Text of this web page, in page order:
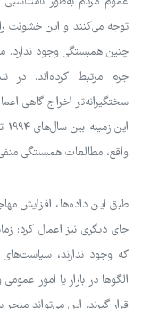
توجه می‌کنند و این خشونت را
چنین همبستگی وجود ندارد.
جرم مرتبط کرده‌اند. در
سختگیرانه‌تر اخراج گاهی
واقع، مطالعات همبستگی
طبق این داده‌ها، افزایش
جای دیگری نیز اعمال کرد:
که وجود ندارند،
الگوها در بازار یا امور